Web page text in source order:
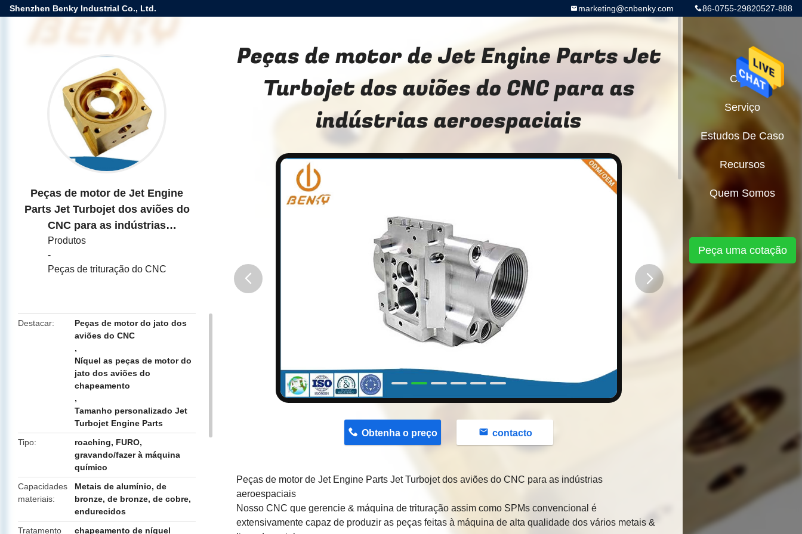
Shenzhen Benky Industrial Co., Ltd. 86-0755-29820527-888
marketing@cnbenky.com
Peças de motor de Jet Engine
Parts Jet Turbojet dos aviões do
CNC para as indústrias
aeroespaciais
Produtos
-
Peças de trituração do CNC
Destacar
Peças de motor do jato dos
aviões do CNC
,
Níquel as peças de motor do
jato dos aviões do
chapeamento
,
Tamanho personalizado Jet
Turbojet Engine Parts
Tipo
roaching, FURO,
gravando/fazer à máquina
químico
Capacidades
materiais
Metais de alumínio, de
bronze, de bronze, de cobre,
endurecidos
Tratamento
chapeamento de níquel
Peças de motor de Jet Engine Parts Jet
Turbojet dos aviões do CNC para as
indústrias aeroespaciais
Obtenha o preço contacto
Peças de motor de Jet Engine Parts Jet Turbojet dos aviões do CNC para as indústrias
aeroespaciais
Nosso CNC que gerencie & máquina de trituração assim como SPMs convencional é
extensivamente capaz de produzir as peças feitas à máquina de alta qualidade dos vários metais &
Casa
Serviço
Estudos De Caso
Recursos
Quem Somos
Peça uma cotação